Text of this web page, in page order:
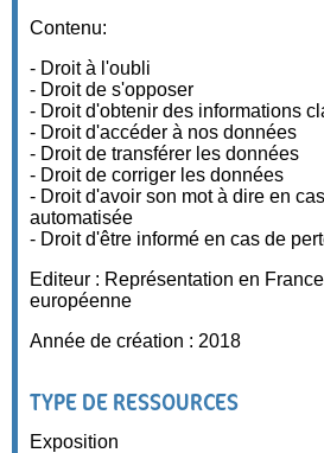
Contenu:
- Droit à l'oubli
- Droit de s'opposer
- Droit d'obtenir des informations
- Droit d'accéder à nos données
- Droit de transférer les données
- Droit de corriger les données
- Droit d'avoir son mot à dire en
automatisée
- Droit d'être informé en cas de
Editeur : Représentation en
européenne
Année de création : 2018
TYPE DE RESSOURCES
Exposition